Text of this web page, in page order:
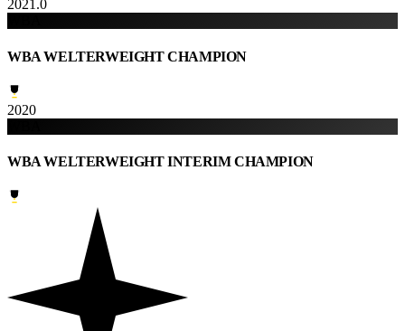
2021.0
WBA WELTERWEIGHT CHAMPION
2020
WBA WELTERWEIGHT INTERIM CHAMPION